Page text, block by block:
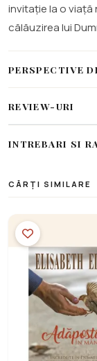
invitație la o viață
călăuzirea lui
PERSPECTIVE
REVIEW-URI
INTREBARI SI
CĂRȚI SIMILARE